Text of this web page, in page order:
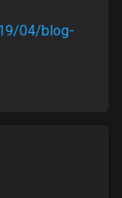
04/blog-